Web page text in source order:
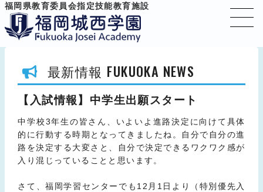
福岡県教育委員会指定技能教育施設
最新情報 FUKUOKA NEWS
【入試情報】中学生出願スタート
中学校3年生の皆さん、いよいよ進路決定に向けて具体
的に行動する時期となってきましたね。自分で自分の進
路を決定する大変さと、自分で決定できるワクワク感が
入り混じっていることと思います。
さて、福岡学習センターでも12月1日より（特別優先入